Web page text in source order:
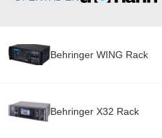
Behringer WING Rack
Behringer X32 Rack